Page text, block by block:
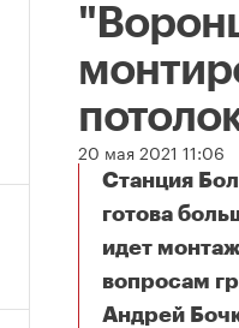
20 мая 2021 11:06
Станция
готова
идет
вопросам
Андрей